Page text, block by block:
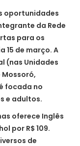
oportunidades
da Rede
para os
15 de março. A
(nas Unidades
Mossoró,
focada no
e adultos.
oferece Inglês
por R$ 109.
de